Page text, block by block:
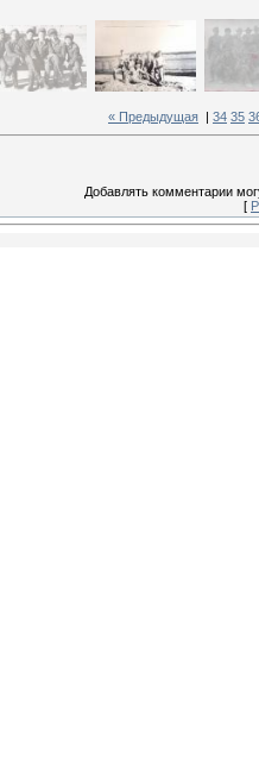
« Предыдущая 34 35
Добавлять комментарии
[